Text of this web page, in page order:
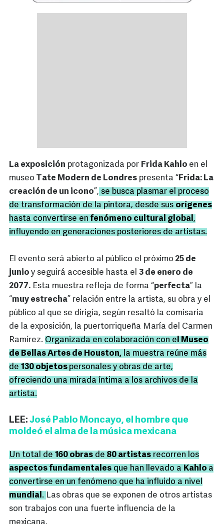
La exposición protagonizada por Frida Kahlo en el
museo Tate Modern de Londres presenta “Frida: La
creación de un icono”, se busca plasmar el proceso
de transformación de la pintora, desde sus orígenes
hasta convertirse en fenómeno cultural global,
influyendo en generaciones posteriores de artistas.
El evento será abierto al público el próximo 25 de
junio y seguirá accesible hasta el 3 de enero de
2077. Esta muestra refleja de forma “perfecta” la
“muy estrecha” relación entre la artista, su obra y el
público al que se dirigía, según resaltó la comisaria
de la exposición, la puertorriqueña María del Carmen
Ramírez. Organizada en colaboración con el Museo
de Bellas Artes de Houston, la muestra reúne más
de 130 objetos personales y obras de arte,
ofreciendo una mirada íntima a los archivos de la
artista.
LEE: José Pablo Moncayo, el hombre que
moldeó el alma de la música mexicana
Un total de 160 obras de 80 artistas recorren los
aspectos fundamentales que han llevado a Kahlo a
convertirse en un fenómeno que ha influido a nivel
mundial. Las obras que se exponen de otros artistas
son trabajos con una fuerte influencia de la